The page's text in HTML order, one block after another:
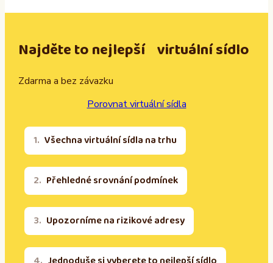
Najděte to nejlepší virtuální sídlo
Zdarma a bez závazku
Porovnat virtuální sídla
Všechna virtuální sídla na trhu
Přehledné srovnání podmínek
Upozorníme na rizikové adresy